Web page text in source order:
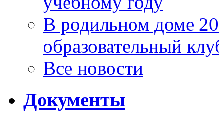
В родильном доме
образовательный
Все новости
Документы